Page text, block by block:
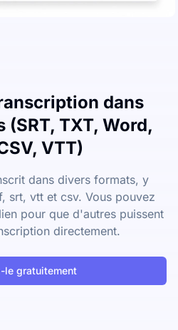
dans
TXT, Word,
VTT)
dans divers formats, y
srt, vtt et csv. Vous pouvez
pour que d'autres puissent
directement.
le gratuitement